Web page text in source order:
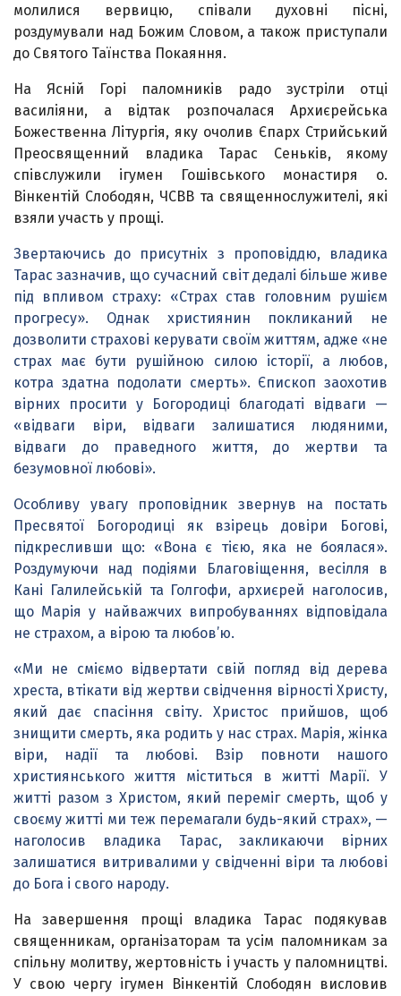
молилися вервицю, співали духовні пісні,
роздумували над Божим Словом, а також приступали
до Святого Таїнства Покаяння.
На Ясній Горі паломників радо зустріли отці
василіяни, а відтак розпочалася Архиєрейська
Божественна Літургія, яку очолив Єпарх Стрийський
Преосвященний владика Тарас Сеньків, якому
співслужили ігумен Гошівського монастиря о.
Вінкентій Слободян, ЧСВВ та священнослужителі, які
взяли участь у прощі.
Звертаючись до присутніх з проповіддю, владика
Тарас зазначив, що сучасний світ дедалі більше живе
під впливом страху: «Страх став головним рушієм
прогресу». Однак християнин покликаний не
дозволити страхові керувати своїм життям, адже «не
страх має бути рушійною силою історії, а любов,
котра здатна подолати смерть». Єпископ заохотив
вірних просити у Богородиці благодаті відваги —
«відваги віри, відваги залишатися людяними,
відваги до праведного життя, до жертви та
безумовної любові».
Особливу увагу проповідник звернув на постать
Пресвятої Богородиці як взірець довіри Богові,
підкресливши що: «Вона є тією, яка не боялася».
Роздумуючи над подіями Благовіщення, весілля в
Кані Галилейській та Голгофи, архиєрей наголосив,
що Марія у найважчих випробуваннях відповідала
не страхом, а вірою та любов’ю.
«Ми не сміємо відвертати свій погляд від дерева
хреста, втікати від жертви свідчення вірності Христу,
який дає спасіння світу. Христос прийшов, щоб
знищити смерть, яка родить у нас страх. Марія, жінка
віри, надії та любові. Взір повноти нашого
християнського життя міститься в житті Марії. У
житті разом з Христом, який переміг смерть, щоб у
своєму житті ми теж перемагали будь-який страх», —
наголосив владика Тарас, закликаючи вірних
залишатися витривалими у свідченні віри та любові
до Бога і свого народу.
На завершення прощі владика Тарас подякував
священникам, організаторам та усім паломникам за
спільну молитву, жертовність і участь у паломництві.
У свою чергу ігумен
Вінкентій Слободян висловив